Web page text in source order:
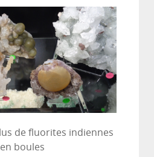
de fluorites indiennes
en boules